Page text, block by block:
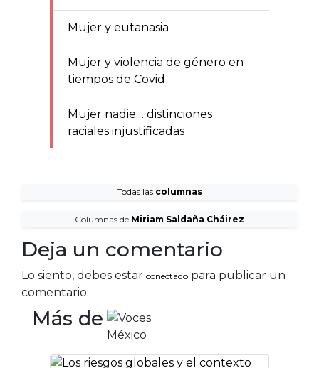
Mujer y eutanasia
Mujer y violencia de género en
tiempos de Covid
Mujer nadie… distinciones
raciales injustificadas
Todas las columnas
Columnas de Miriam Saldaña Cháirez
Deja un comentario
Lo siento, debes estar conectado para publicar un
comentario.
Más de